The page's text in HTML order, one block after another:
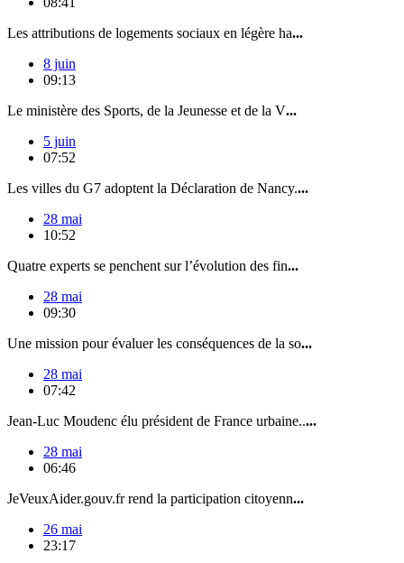
Les attributions de logements sociaux en légère ha...
8 juin
09:13
Le ministère des Sports, de la Jeunesse et de la V...
5 juin
07:52
Les villes du G7 adoptent la Déclaration de Nancy....
28 mai
10:52
Quatre experts se penchent sur l’évolution des fin...
28 mai
09:30
Une mission pour évaluer les conséquences de la so...
28 mai
07:42
Jean-Luc Moudenc élu président de France urbaine.....
28 mai
06:46
JeVeuxAider.gouv.fr rend la participation citoyenn...
26 mai
23:17